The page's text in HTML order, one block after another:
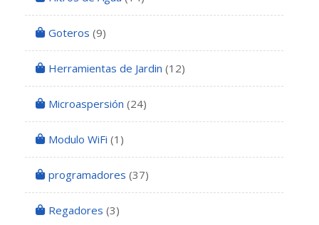
Goteros (9)
Herramientas de Jardin (12)
Microaspersión (24)
Modulo WiFi (1)
programadores (37)
Regadores (3)